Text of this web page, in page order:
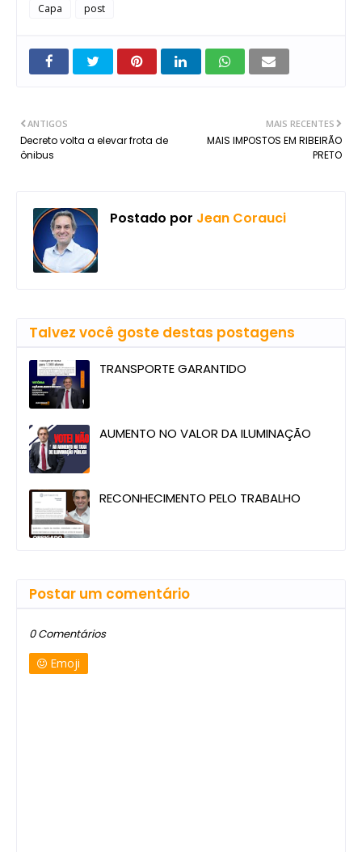
Capa post
MAIS RECENTES
MAIS IMPOSTOS EM RIBEIRÃO
PRETO
ANTIGOS
Decreto volta a elevar frota de
ônibus
Postado por Jean Corauci
Talvez você goste destas postagens
TRANSPORTE GARANTIDO
AUMENTO NO VALOR DA ILUMINAÇÃO
RECONHECIMENTO PELO TRABALHO
Postar um comentário
0 Comentários
Emoji